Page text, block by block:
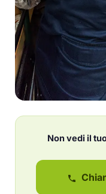
Non vedi il